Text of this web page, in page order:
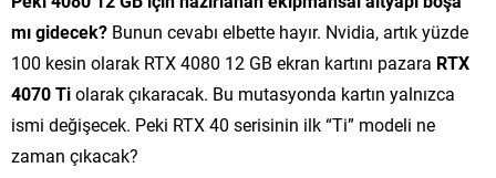
mı gidecek? Bunun cevabı elbette hayır. Nvidia, artık yüzde
100 kesin olarak RTX 4080 12 GB ekran kartını pazara RTX
4070 Tiolarak çıkaracak. Bu mutasyonda kartın yalnızca
ismi değişecek. Peki RTX 40 serisinin ilk “Ti” modeli ne
zaman çıkacak?